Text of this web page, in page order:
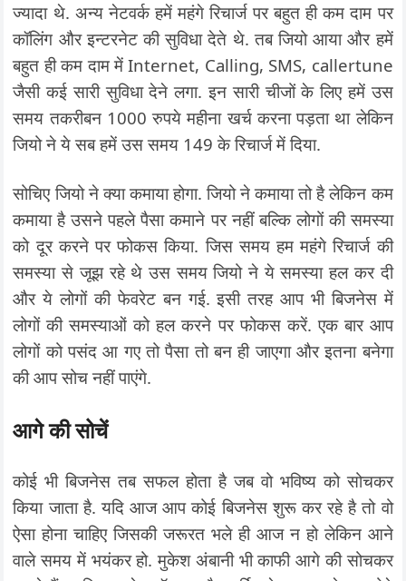
ज्यादा थे. अन्य नेटवर्क हमें महंगे रिचार्ज पर बहुत ही कम दाम पर
कॉलिंग और इन्टरनेट की सुविधा देते थे. तब जियो आया और हमें
बहुत ही कम दाम में Internet, Calling, SMS, callertune
जैसी कई सारी सुविधा देने लगा. इन सारी चीजों के लिए हमें उस
समय तकरीबन 1000 रुपये महीना खर्च करना पड़ता था लेकिन
जियो ने ये सब हमें उस समय 149 के रिचार्ज में दिया.
सोचिए जियो ने क्या कमाया होगा. जियो ने कमाया तो है लेकिन कम
कमाया है उसने पहले पैसा कमाने पर नहीं बल्कि लोगों की समस्या
को दूर करने पर फोकस किया. जिस समय हम महंगे रिचार्ज की
समस्या से जूझ रहे थे उस समय जियो ने ये समस्या हल कर दी
और ये लोगों की फेवरेट बन गई. इसी तरह आप भी बिजनेस में
लोगों की समस्याओं को हल करने पर फोकस करें. एक बार आप
लोगों को पसंद आ गए तो पैसा तो बन ही जाएगा और इतना बनेगा
की आप सोच नहीं पाएंगे.
आगे की सोचें
कोई भी बिजनेस तब सफल होता है जब वो भविष्य को सोचकर
किया जाता है. यदि आज आप कोई बिजनेस शुरू कर रहे है तो वो
ऐसा होना चाहिए जिसकी जरूरत भले ही आज न हो लेकिन आने
वाले समय में भयंकर हो. मुकेश अंबानी भी काफी आगे की सोचकर